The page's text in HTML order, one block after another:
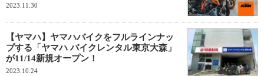
2023.11.30
【ヤマハ】ヤマハバイクをフルラインナッ
プする「ヤマハ バイクレンタル東京大森」
が11/14新規オープン！
2023.10.24